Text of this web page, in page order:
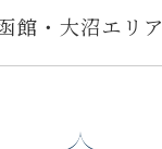
館・大沼エリア